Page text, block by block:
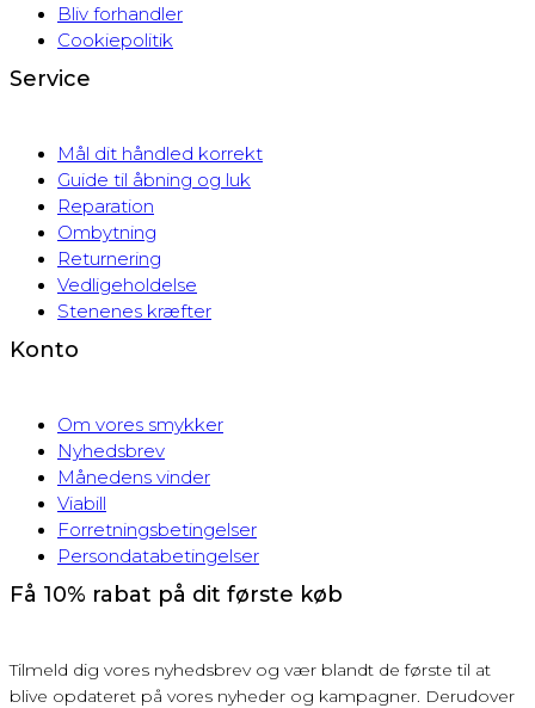
Bliv forhandler
Cookiepolitik
Service
Mål dit håndled korrekt
Guide til åbning og luk
Reparation
Ombytning
Returnering
Vedligeholdelse
Stenenes kræfter
Konto
Om vores smykker
Nyhedsbrev
Månedens vinder
Viabill
Forretningsbetingelser
Persondatabetingelser
Få 10% rabat på dit første køb
Tilmeld dig vores nyhedsbrev og vær blandt de første til at
blive opdateret på vores nyheder og kampagner. Derudover